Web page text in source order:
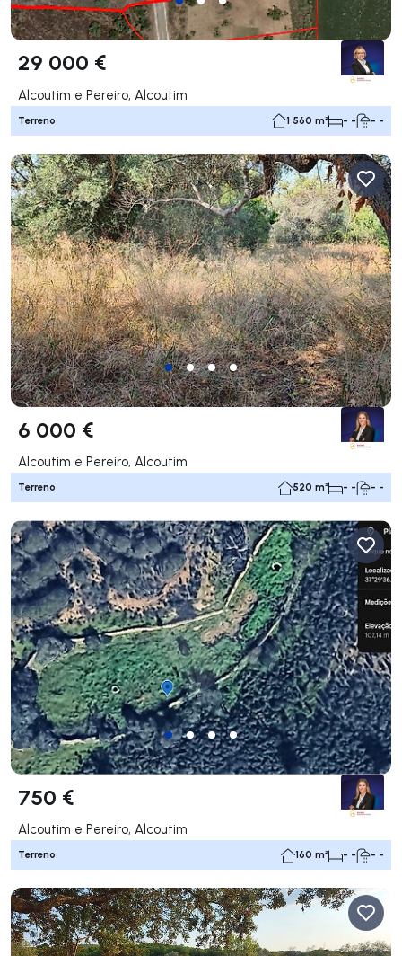
29 000 €
Alcoutim e Pereiro, Alcoutim
Terreno 1 560 m² - - - -
6 000 €
Alcoutim e Pereiro, Alcoutim
Terreno 520 m² - - - -
750 €
Alcoutim e Pereiro, Alcoutim
Terreno 160 m² - - - -